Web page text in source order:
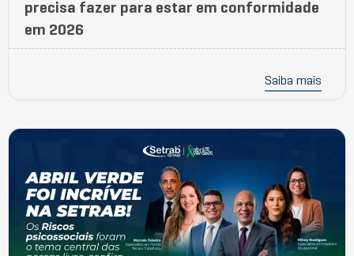
precisa fazer para estar em conformidade
em 2026
Saiba mais